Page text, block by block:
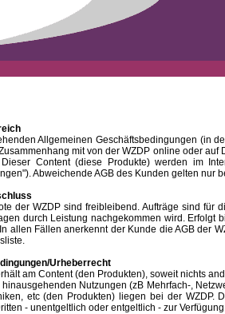
Allgemeinen Geschäftsbedingungen (in der
mit von der WZDP online oder
Dieser Content (diese Produkte) werden im
Abweichende AGB des Kunden gelten nur
WZDP sind freibleibend. Aufträge sind für
durch Leistung nachgekommen wird. Erfolgt
allen Fällen anerkennt der Kunde die AGB der
Urheberrecht
am Content (den Produkten), soweit nichts
Nutzungen (zB Mehrfach-,
etc (den Produkten) liegen bei der
- unentgeltlich oder entgeltlich - zur